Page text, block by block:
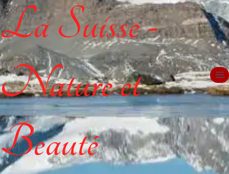
La Suisse -
Nature et
Beauté